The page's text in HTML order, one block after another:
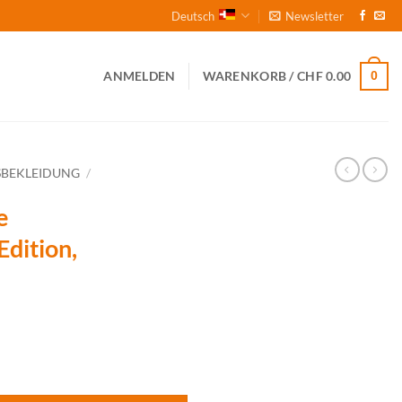
Deutsch Newsletter
ANMELDEN WARENKORB /CHF0.00 0
/